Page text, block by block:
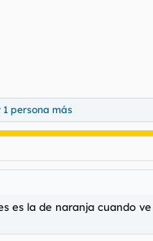
1 persona más
es la de naranja cuando